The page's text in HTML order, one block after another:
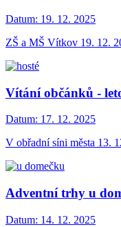
Datum: 19. 12. 2025
ZŠ a MŠ Vítkov 19. 12.
Vítání občánků -
Datum: 17. 12. 2025
V obřadní síni města 13.
Adventní trhy u
Datum: 14. 12. 2025